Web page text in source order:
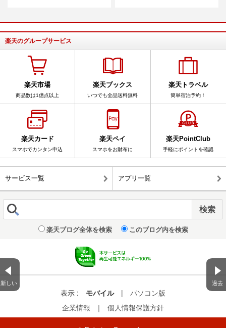
新しい 過去
楽天のグループサービス
楽天市場
商品数は1億点以上
楽天ブックス
いつでも全品送料無料
楽天トラベル
簡単宿泊予約！
楽天カード
スマホでカンタン申込
楽天ペイ
スマホをお財布に
楽天PointClub
手軽にポイントを確認
サービス一覧 アプリ一覧
楽天ブログ全体を検索 このブログ内を検索
表示 : モバイル |
パソコン版
企業情報
｜ 個人情報保護方針